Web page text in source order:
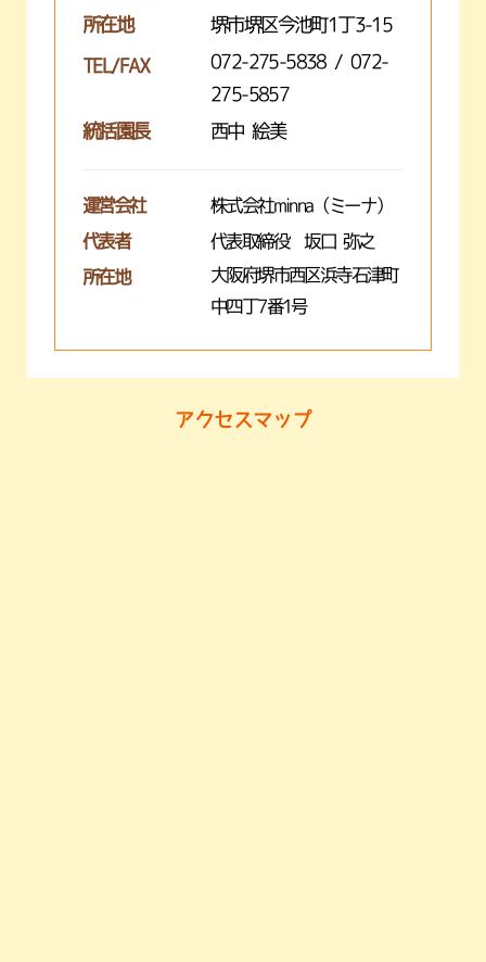
所在地 堺市堺区今池町1丁3-15
TEL/FAX
072-275-5838 / 072-
275-5857
統括園長
西中 絵美
運営会社 株式会社minna（ミーナ）
代表者 代表取締役 坂口 弥之
所在地
大阪府堺市西区浜寺石津町
中四丁7番1号
アクセスマップ